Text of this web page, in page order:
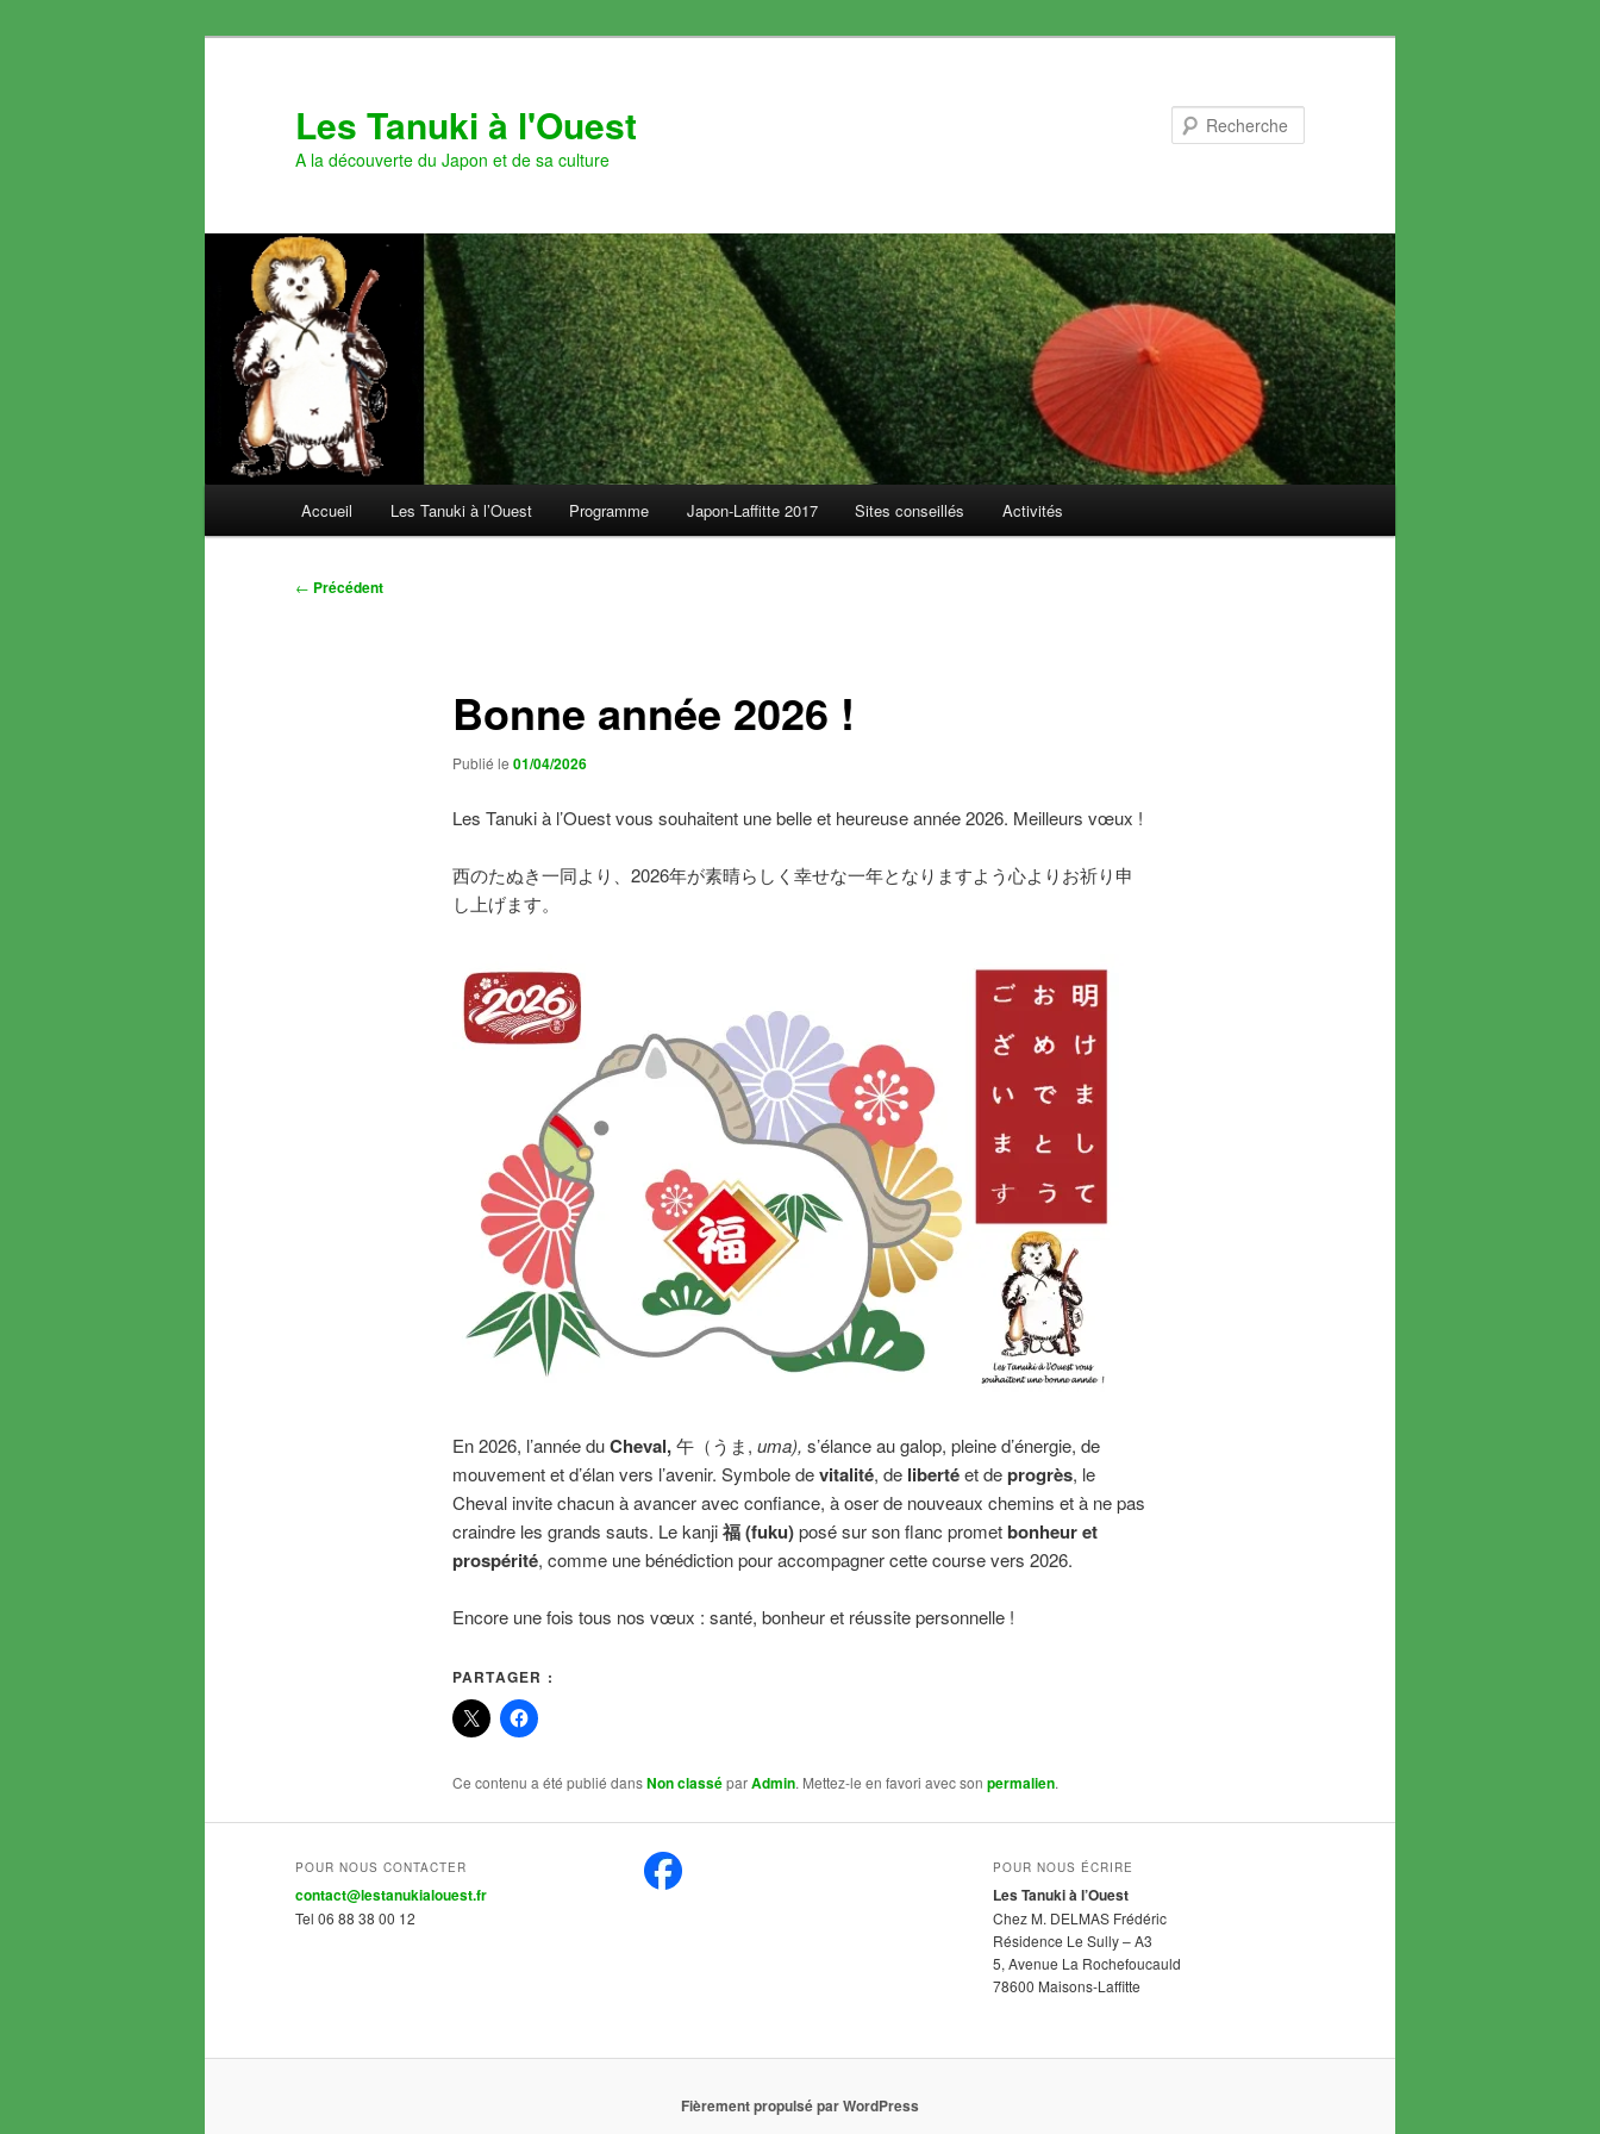
Les Tanuki à l'Ouest
A la découverte du Japon et de sa culture
Accueil Les Tanuki à l’Ouest Programme Japon-Laffitte 2017 Sites conseillés Activités
Navigation
← Précédent
Bonne année 2026 !
Publié le 01/04/2026
Les Tanuki à l’Ouest vous souhaitent une belle et heureuse année 2026. Meilleurs vœux !
西のたぬき一同より、2026年が素晴らしく幸せな一年となりますよう心よりお祈り申
し上げます。
En 2026, l’année duCheval,午（うま, uma), s’élance au galop, pleine d’énergie, de
mouvement et d’élan vers l’avenir. Symbole devitalité, de libertéet deprogrès, le
Cheval invite chacun à avancer avec confiance, à oser de nouveaux chemins et à ne pas
craindre les grands sauts. Le kanji福 (fuku)posé sur son flanc prometbonheur et
prospérité, comme une bénédiction pour accompagner cette course vers 2026.
Encore une fois tous nos vœux : santé, bonheur et réussite personnelle !
PARTAGER :
Ce contenu a été publié dansNon classéparAdmin. Mettez-le en favori avec son permalien.
POUR NOUS CONTACTER
contact@lestanukialouest.fr
Tel 06 88 38 00 12
POUR NOUS ÉCRIRE
Les Tanuki à l’Ouest
Chez M. DELMAS Frédéric
Résidence Le Sully – A3
5, Avenue La Rochefoucauld
78600 Maisons-Laffitte
Fièrement propulsé par WordPress